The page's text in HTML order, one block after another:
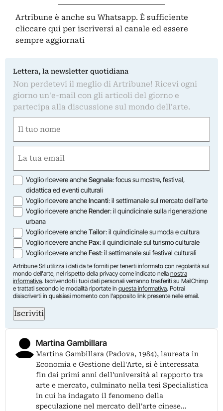
Artribune è anche su Whatsapp. È sufficiente
cliccare qui per iscriversi al canale ed essere
sempre aggiornati
Lettera, la newsletter quotidiana
Non perdetevi il meglio di Artribune! Ricevi ogni
giorno un'e-mail con gli articoli del giorno e
partecipa alla discussione sul mondo dell'arte.
(Obbligatorio)
Nome
(Obbligatorio)
Opzioni
Voglio ricevere ancheSegnala: focus su mostre, festival,
didattica ed eventi culturali
Voglio ricevere ancheIncanti: il settimanale sul mercato dell'arte
Voglio ricevere ancheRender: il quindicinale sulla rigenerazione
urbana
Voglio ricevere ancheTailor: il quindicinale su moda e cultura
Voglio ricevere anchePax: il quindicinale sul turismo culturale
Voglio ricevere ancheFest: il settimanale sui festival culturali
Artribune Srl utilizza i dati da te forniti per tenerti informato con regolarità sul
mondo dell'arte, nel rispetto della privacy come indicato nella nostra
informativa. Iscrivendoti i tuoi dati personali verranno trasferiti su MailChimp
e trattati secondo le modalità riportate in questa informativa. Potrai
disiscriverti in qualsiasi momento con l'apposito link presente nelle email.
Iscriviti
Martina Gambillara
Martina Gambillara (Padova, 1984), laureata in
Economia e Gestione dell'Arte, si è interessata
fin dai primi anni dell'università al rapporto tra
arte e mercato, culminato nella tesi Specialistica
in cui ha indagato il fenomeno della
speculazione nel mercato dell'arte cinese…